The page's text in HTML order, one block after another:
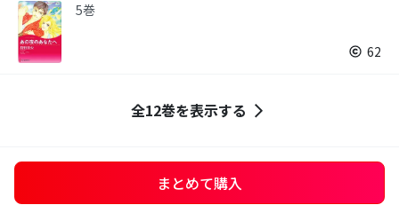
5巻
62
全12巻を表示する
まとめて購入